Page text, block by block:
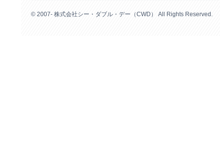
© 2007- 株式会社シー・ダブル・デー（CWD） All Rights Reserved.